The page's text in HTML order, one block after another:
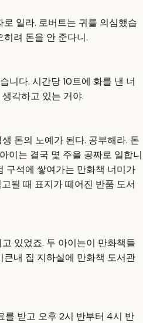
일라. 로버트는 귀를 의심했습
려 돈을 안 준다니.
니다. 시간당 10트에 화를 낸 너
각하고 있는 거야.
돈의 노예가 된다. 공부해라. 돈
이는 결국 몇 주을 공짜로 일합니
구석에 쌓여가는 만화책 너미가
될 때 표지가 떼어진 반품 도서
있었죠. 두 아이는이 만화책들
내 집 지하실에 만화책 도서관
를 받고 오후 2시 반부터 4시 반